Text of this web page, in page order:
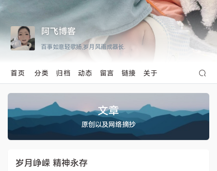
阿飞博客
百事如意轻歌扬,岁月风雨成器长.
首页 分类 归档 动态 留言 链接 关于
文章
原创以及网络摘抄
岁月峥嵘 精神永存